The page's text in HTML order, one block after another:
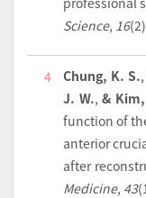
Science, 16
4 Chung, K. S.,
J. W., &
function of
anterior
after
Medicine, 43